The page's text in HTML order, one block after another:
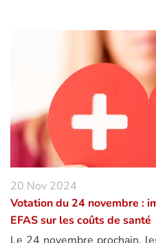
20 Nov 2024
Votation du 24 novembre :
EFAS sur les coûts de santé